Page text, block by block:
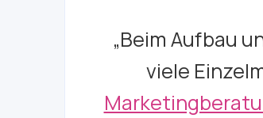
„Beim Aufbau
viele